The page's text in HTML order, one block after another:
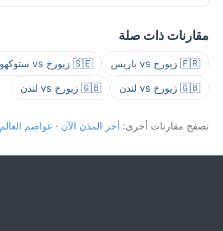
مقارنات ذات صلة
🇫🇷 زيورخ vs باريس 🇸🇪 زيورخ vs ستوكهولم
🇬🇧 زيورخ vs لندن 🇬🇧 زيورخ vs لندن
تصفح مقارنات أخرى: أحر المدن الآن · عواصم العالم